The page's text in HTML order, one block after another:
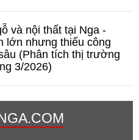
và nội thất tại Nga -
lớn nhưng thiếu công
(Phân tích thị trường
3/2026)